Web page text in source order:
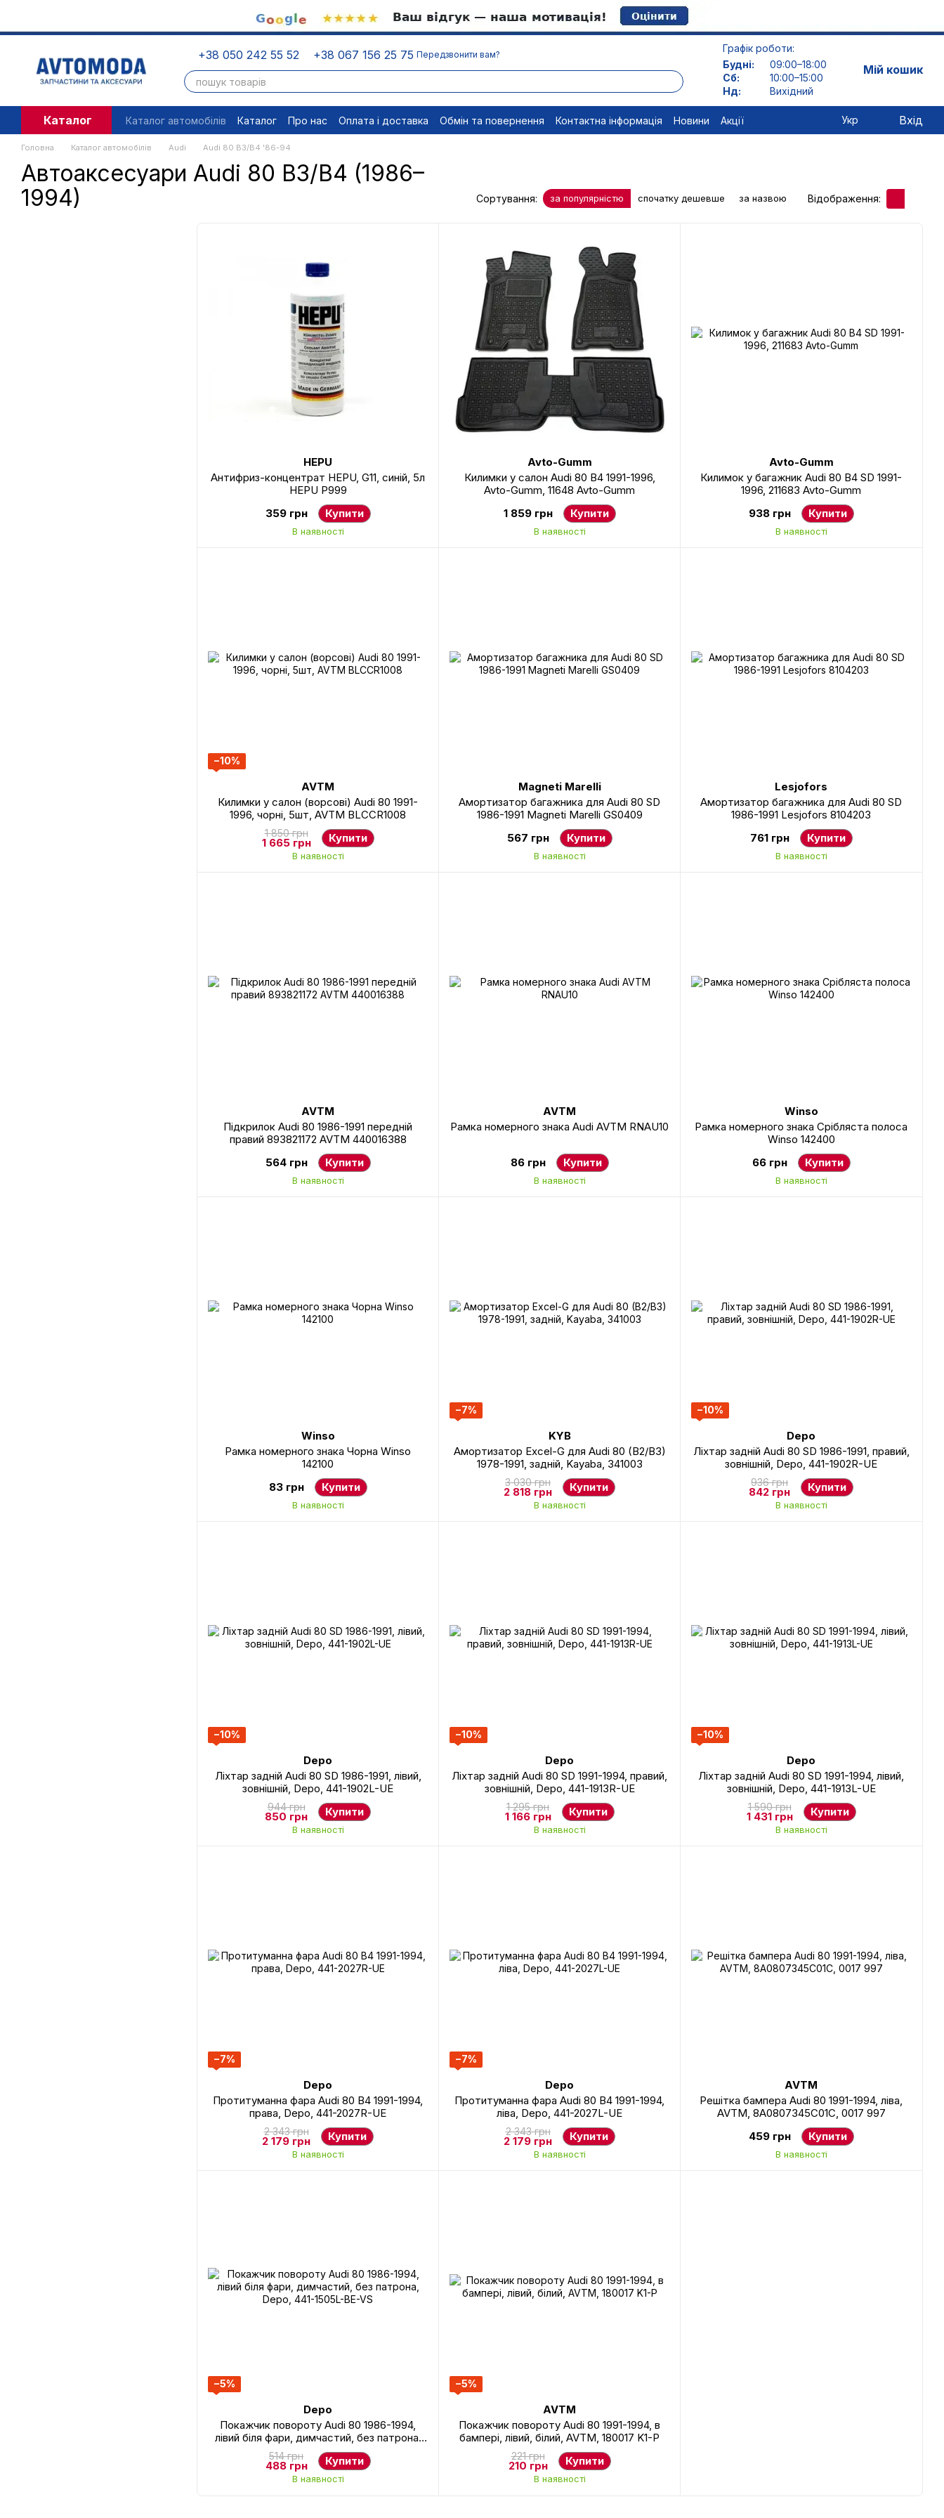
+38 050 242 55 52 +38 067 156 25 75 Передзвонити вам?
Графік роботи:
Будні:
09:00–18:00
Сб:
10:00–15:00
Нд:
Вихідний
Мій кошик
Каталог Каталог автомобілів Каталог Про нас Оплата і доставка Обмін та повернення Контактна інформація Новини
Акції
Угода користувача
Правові документи Відписатися
Укр Вхід
Головна Каталог автомобілів Audi Audi 80 B3/B4 '86-94
Автоаксесуари Audi 80 B3/B4 (1986–
1994)
Сортування: за популярністю спочатку дешевше за назвою Відображення:
HEPU
Антифриз-концентрат HEPU, G11, синій, 5л
HEPU P999
359 грн
Купити
В наявності
Avto-Gumm
Килимки у салон Audi 80 В4 1991-1996,
Avto-Gumm, 11648 Avto-Gumm
1 859 грн
Купити
В наявності
Avto-Gumm
Килимок у багажник Audi 80 B4 SD 1991-
1996, 211683 Avto-Gumm
938 грн
Купити
В наявності
−10%
AVTM
Килимки у салон (ворсові) Audi 80 1991-
1996, чорні, 5шт, AVTM BLCCR1008
1 850 грн
1 665 грн Купити
В наявності
Magneti Marelli
Амортизатор багажника для Audi 80 SD
1986-1991 Magneti Marelli GS0409
567 грн
Купити
В наявності
Lesjofors
Амортизатор багажника для Audi 80 SD
1986-1991 Lesjofors 8104203
761 грн
Купити
В наявності
AVTM
Підкрилок Audi 80 1986-1991 передній
правий 893821172 AVTM 440016388
564 грн
Купити
В наявності
AVTM
Рамка номерного знака Audi AVTM RNAU10
86 грн Купити
В наявності
Winso
Рамка номерного знака Срібляста полоса
Winso 142400
66 грн
Купити
В наявності
Winso
Рамка номерного знака Чорна Winso
142100
83 грн
Купити
В наявності
−7%
KYB
Амортизатор Excel-G для Audi 80 (B2/B3)
1978-1991, задній, Kayaba, 341003
3 030 грн
2 818 грн Купити
В наявності
−10%
Depo
Ліхтар задній Audi 80 SD 1986-1991, правий,
зовнішній, Depo, 441-1902R-UE
936 грн
842 грн Купити
В наявності
−10%
Depo
Ліхтар задній Audi 80 SD 1986-1991, лівий,
зовнішній, Depo, 441-1902L-UE
944 грн
850 грн Купити
В наявності
−10%
Depo
Ліхтар задній Audi 80 SD 1991-1994, правий,
зовнішній, Depo, 441-1913R-UE
1 295 грн
1 166 грн Купити
В наявності
−10%
Depo
Ліхтар задній Audi 80 SD 1991-1994, лівий,
зовнішній, Depo, 441-1913L-UE
1 590 грн
1 431 грн Купити
В наявності
−7%
Depo
Протитуманна фара Audi 80 B4 1991-1994,
права, Depo, 441-2027R-UE
2 343 грн
2 179 грн Купити
В наявності
−7%
Depo
Протитуманна фара Audi 80 B4 1991-1994,
ліва, Depo, 441-2027L-UE
2 343 грн
2 179 грн Купити
В наявності
AVTM
Решітка бампера Audi 80 1991-1994, ліва,
AVTM, 8A0807345C01C, 0017 997
459 грн
Купити
В наявності
−5%
Depo
Покажчик повороту Audi 80 1986-1994,
лівий біля фари, димчастий, без патрона,
Depo, 441-1505L-BE-VS
514 грн
488 грн Купити
В наявності
−5%
AVTM
Покажчик повороту Audi 80 1991-1994, в
бампері, лівий, білий, AVTM, 180017 K1-P
221 грн
210 грн Купити
В наявності